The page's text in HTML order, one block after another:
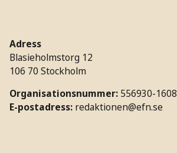
Adress
Blasieholmstorg 12
106 70 Stockholm
Organisationsnummer: 556930-1608
E-postadress: redaktionen@efn.se